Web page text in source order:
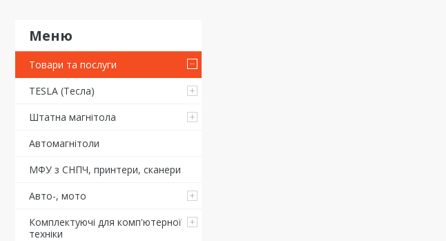
Товари та послуги
TESLA (Тесла)
Штатна магнітола
Автомагнітоли
МФУ з СНПЧ, принтери, сканери
Авто-, мото
Комплектуючі для комп'ютерної
техніки